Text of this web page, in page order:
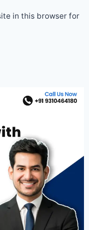
in this browser for